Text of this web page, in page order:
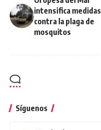
intensifica medidas
contra la plaga de
mosquitos
Síguenos